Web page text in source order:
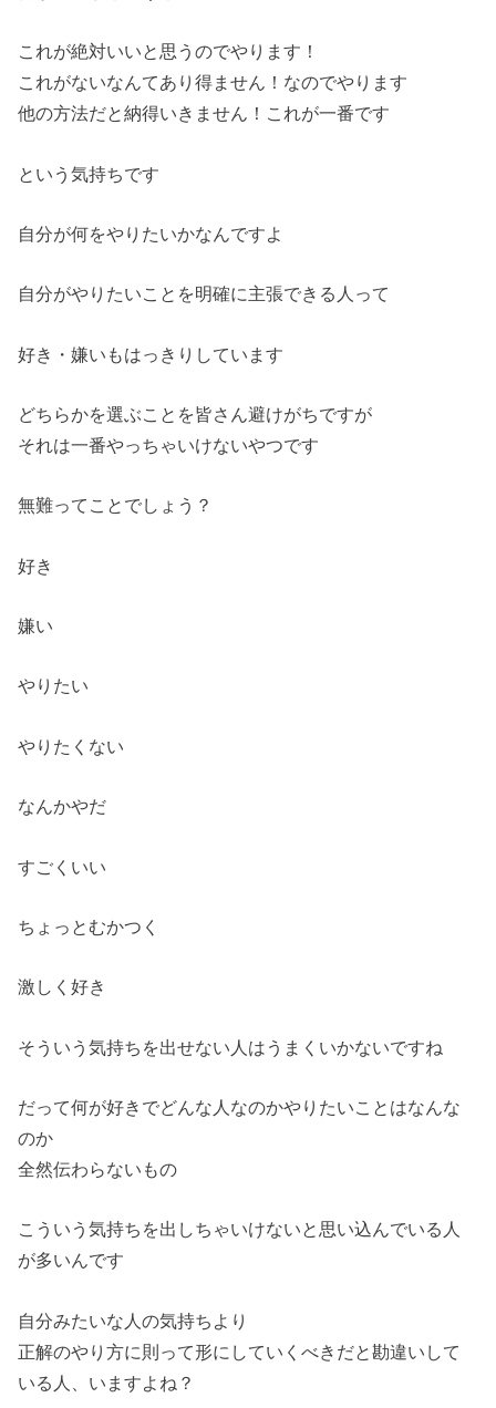
これが絶対いいと思うのでやります！
これがないなんてあり得ません！なのでやります
他の方法だと納得いきません！これが一番です
という気持ちです
自分が何をやりたいかなんですよ
自分がやりたいことを明確に主張できる人って
好き・嫌いもはっきりしています
どちらかを選ぶことを皆さん避けがちですが
それは一番やっちゃいけないやつです
無難ってことでしょう？
好き
嫌い
やりたい
やりたくない
なんかやだ
すごくいい
ちょっとむかつく
激しく好き
そういう気持ちを出せない人はうまくいかないですね
だって何が好きでどんな人なのかやりたいことはなんな
のか
全然伝わらないもの
こういう気持ちを出しちゃいけないと思い込んでいる人
が多いんです
自分みたいな人の気持ちより
正解のやり方に則って形にしていくべきだと勘違いして
いる人、 いますよね？